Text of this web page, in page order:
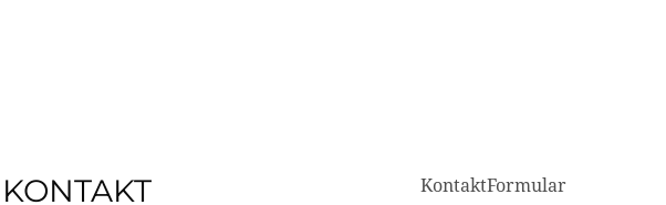
KONTAKT KontaktFormular